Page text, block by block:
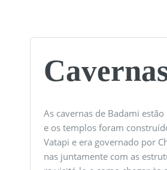
As cavernas de Badami
e os templos foram
Vatapi e era governado por
nas juntamente com as